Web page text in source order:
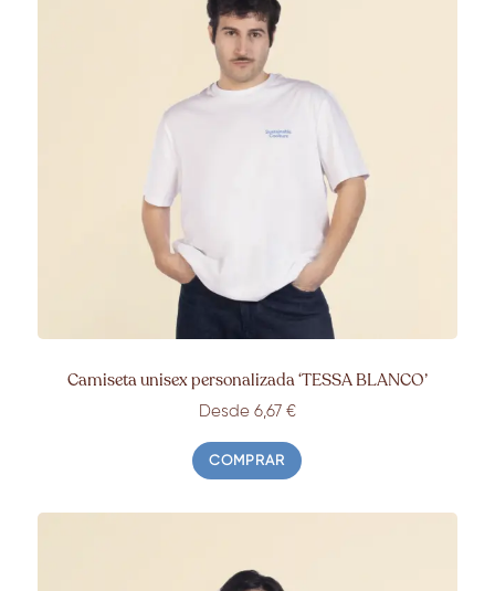
Camiseta unisex personalizada ‘TESSA BLANCO’
Desde 6,67 €
COMPRAR